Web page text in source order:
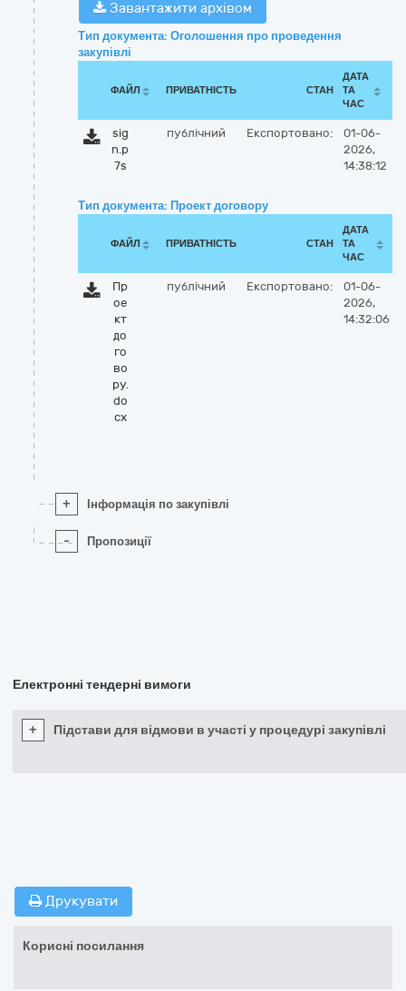
Завантажити архівом
Тип документа: Оголошення про проведення
закупівлі
ФАЙЛ ПРИВАТНІСТЬ СТАН
ДАТА
ТА
ЧАС
sig
n.p
7s
публічний Експортовано:
01-06-
2026,
14:38:12
Тип документа: Проект договору
ФАЙЛ ПРИВАТНІСТЬ СТАН
ДАТА
ТА
ЧАС
Пр
ое
кт
до
го
во
ру.
do
cx
публічний Експортовано:
01-06-
2026,
14:32:06
+ Інформація по закупівлі
- Пропозиції
Електронні тендерні вимоги
+ Підстави для відмови в участі у процедурі закупівлі
Друкувати
Корисні посилання